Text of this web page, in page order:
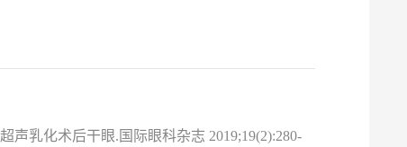
乳化术后干眼.国际眼科杂志 2019;19(2):280-